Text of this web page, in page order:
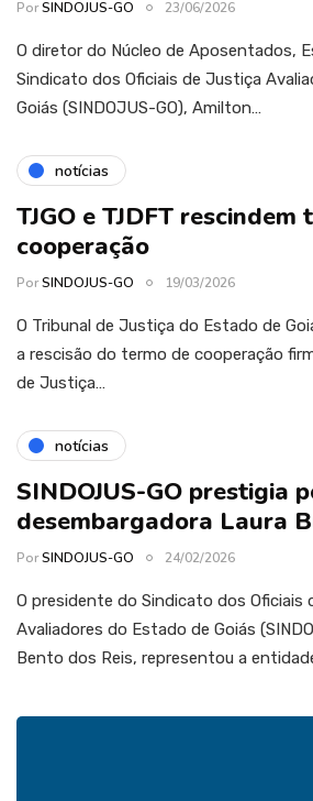
PorSINDOJUS-GO 23/06/2026
O diretor do Núcleo de Aposentados,
Sindicato dos Oficiais de Justiça
Goiás (SINDOJUS-GO), Amilton…
notícias
TJGO e TJDFT rescindem
cooperação
PorSINDOJUS-GO 19/03/2026
O Tribunal de Justiça do Estado de
a rescisão do termo de cooperação
de Justiça…
notícias
SINDOJUS-GO prestigia
desembargadora Laura
PorSINDOJUS-GO 24/02/2026
O presidente do Sindicato dos Oficiais
Avaliadores do Estado de Goiás
Bento dos Reis, representou a